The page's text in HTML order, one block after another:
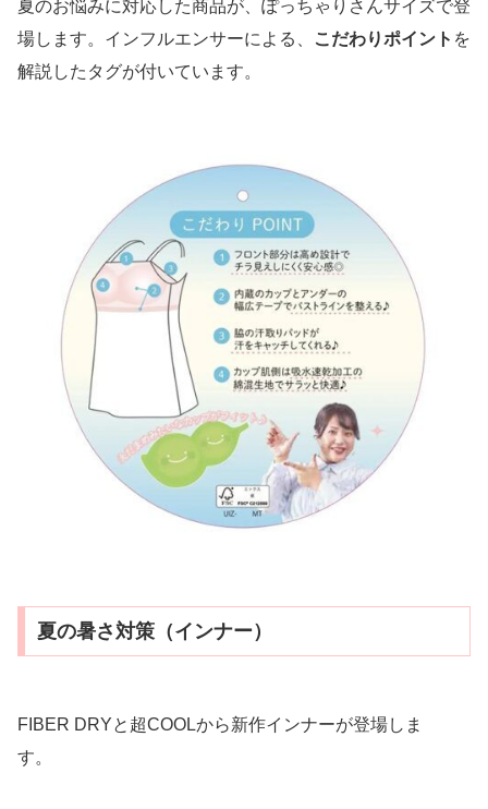
夏のお悩みに対応した商品が、ぽっちゃりさんサイズで登
場します。インフルエンサーによる、
こだわりポイント を
解説したタグが付いています。
夏の暑さ対策（インナー）
FIBER DRYと超COOLから新作インナーが登場しま
す。